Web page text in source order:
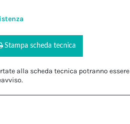
Stampa scheda tecnica
alla scheda tecnica potranno essere